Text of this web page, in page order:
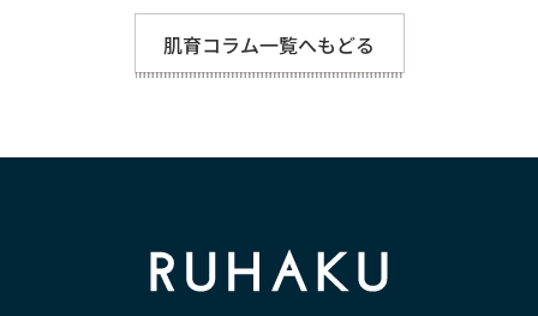
肌育コラム一覧へもどる